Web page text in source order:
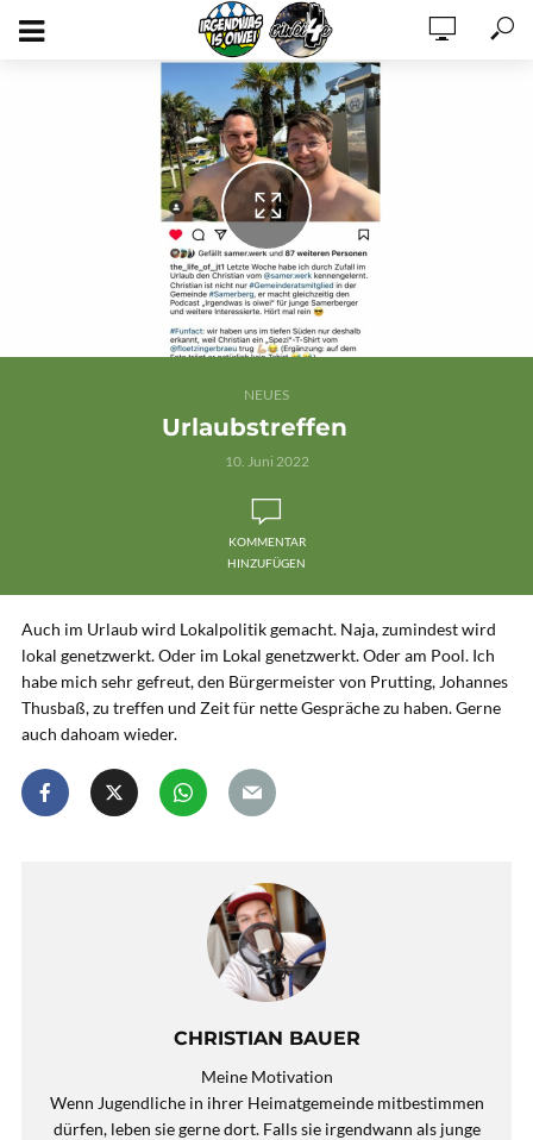
NEUES
Urlaubstreffen
10. Juni 2022
KOMMENTAR
HINZUFÜGEN
Auch im Urlaub wird Lokalpolitik gemacht. Naja, zumindest wird
lokal genetzwerkt. Oder im Lokal genetzwerkt. Oder am Pool. Ich
habe mich sehr gefreut, den Bürgermeister von Prutting, Johannes
Thusbaß, zu treffen und Zeit für nette Gespräche zu haben. Gerne
auch dahoam wieder.
CHRISTIAN BAUER
Meine Motivation
Wenn Jugendliche in ihrer Heimatgemeinde mitbestimmen
dürfen, leben sie gerne dort. Falls sie irgendwann als junge